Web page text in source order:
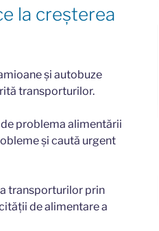
la creșterea
și autobuze
transporturilor.
problema alimentării
și caută urgent
transporturilor prin
de alimentare a